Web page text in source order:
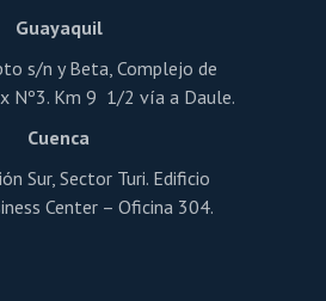
Guayaquil
s/n y Beta, Complejo de
Nº3. Km 9 1/2 vía a Daule.
Cuenca
Sur, Sector Turi. Edificio
Center – Oficina 304.